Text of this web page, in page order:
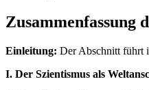
Zusammenfassung
Einleitung: Der Abschnitt führt
I. Der Szientismus als